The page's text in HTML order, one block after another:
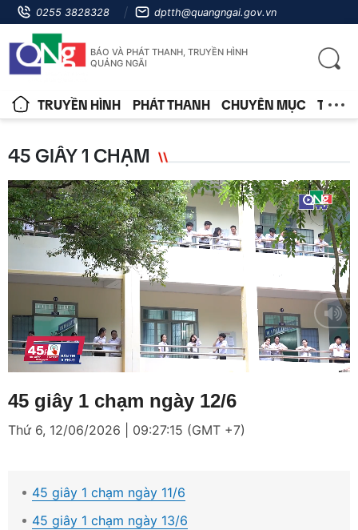
0255 3828328 dptth@quangngai.gov.vn
BÁO VÀ PHÁT THANH, TRUYỀN HÌNH
QUẢNG NGÃI
TRUYỀN HÌNH PHÁT THANH CHUYÊN MỤC TIN
45 GIÂY 1 CHẠM
Mute Loaded:
11.22%
45 giây 1 chạm ngày 12/6
Thứ 6, 12/06/2026 | 09:27:15 (GMT +7)
45 giây 1 chạm ngày 11/6
45 giây 1 chạm ngày 13/6